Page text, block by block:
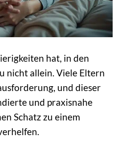
hat, in den
nicht allein. Viele Eltern
und dieser
und praxisnahe
Schatz zu einem